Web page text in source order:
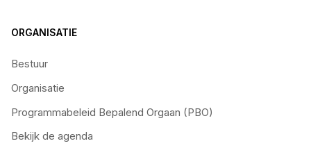
ORGANISATIE
Bestuur
Organisatie
Programmabeleid Bepalend Orgaan (PBO)
Bekijk de agenda